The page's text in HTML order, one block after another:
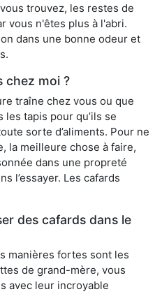
trouvez, les restes de
vous n'êtes plus à l'abri.
dans une bonne odeur et
chez moi ?
traîne chez vous ou que
tapis pour qu’ils se
sorte d’aliments. Pour ne
la meilleure chose à faire,
dans une propreté
l’essayer. Les cafards
des cafards dans le
manières fortes sont les
de grand-mère, vous
avec leur incroyable